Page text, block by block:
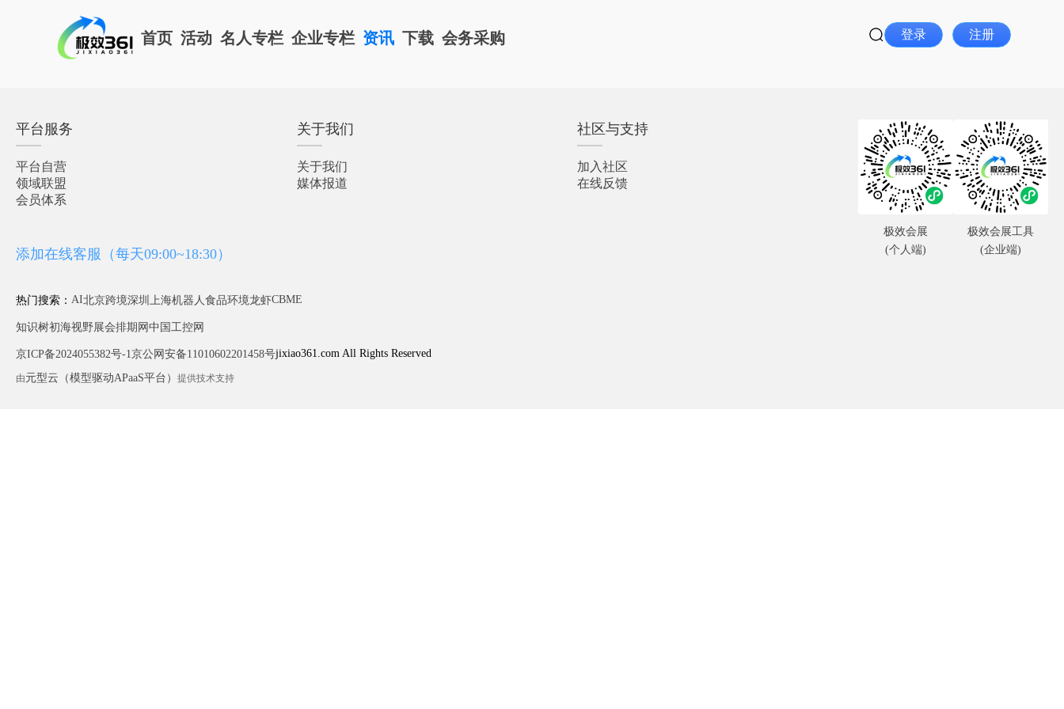
首页 活动 名人专栏 企业专栏 资讯 下载 会务采购 登录 注册
平台服务
平台自营
领域联盟
会员体系
关于我们
关于我们
媒体报道
社区与支持
加入社区
在线反馈
添加在线客服（每天09:00~18:30）
热门搜索： AI北京跨境深圳 上海机器人食品环境龙虾CBME
知识树初海视野展会排期网 中国工控网
京ICP备2024055382号-1京公网安备11010602201458号jixiao361.com All Rights Reserved
由元型云（模型驱动APaaS平台） 提供技术支持
极效会展
(个人端)
极效会展工具
(企业端)